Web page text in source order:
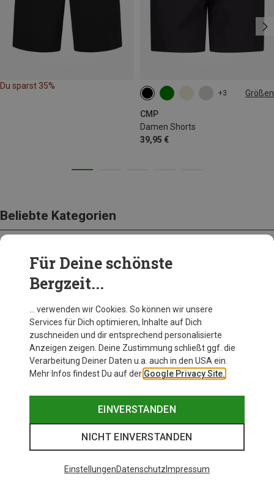
Du sparst 35%
+3 Größen
CMP
Damen Shorts
39,95 €
XXS M L
Beliebte Kategorien
BEKLEIDUNG
Für Deine schönste
Bergzeit...
… verwenden wir Cookies. So können wir unsere
Services für Dich optimieren, Inhalte auf Dich
zuschneiden und dir entsprechend personalisierte
Anzeigen zeigen. Deine Zustimmung schließt ggf. die
Verarbeitung Deiner Daten u.a. auch in den USA ein.
Mehr Infos findest Du auf der Google Privacy Site.
EINVERSTANDEN
NICHT EINVERSTANDEN
EinstellungenDatenschutz Impressum